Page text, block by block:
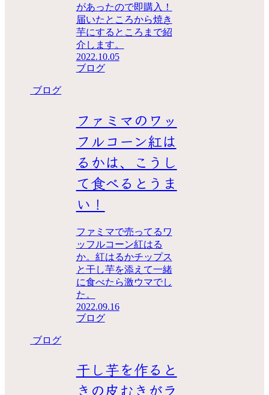
があったので即購入！
届いたところから焼き
芋にするところまで紹
介します。
2022.10.05
ブログ
ブログ
ファミマのワッ
フルコーン紅は
るかは、こうし
て食べるとうま
い！
ファミマで売ってるワ
ッフルコーン紅はる
か。紅はるかチップス
と干し芋を添えて一緒
に食べたら激ウマでし
た。
2022.09.16
ブログ
ブログ
干し芋を作ると
きの皮むきがラ